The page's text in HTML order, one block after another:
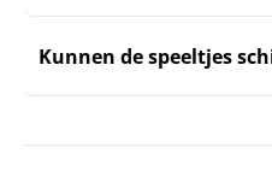
Kunnen de speeltjes